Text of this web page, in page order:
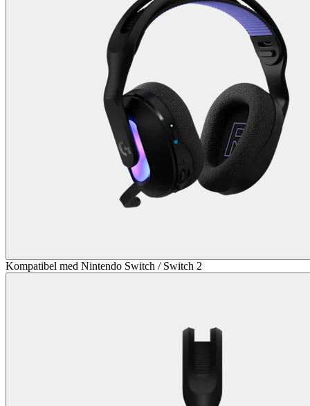
Kompatibel med Nintendo Switch / Switch 2